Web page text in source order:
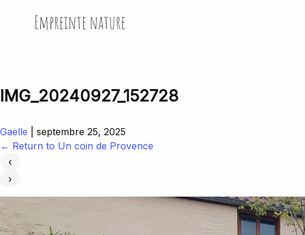
Empreinte Nature
IMG_20240927_152728
Gaelle
septembre 25, 2025
← Return to Un coin de Provence
‹
›